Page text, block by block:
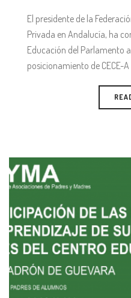
El presidente de la
Privada en Andalucía, ha
Educación del Parlamento
posicionamiento de CECE-A